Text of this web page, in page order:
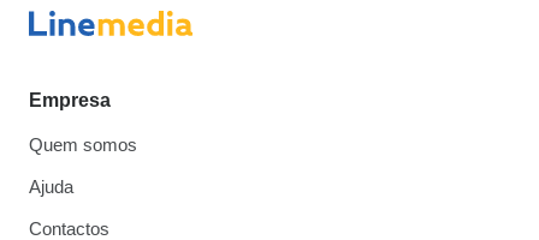
Empresa
Quem somos
Ajuda
Contactos